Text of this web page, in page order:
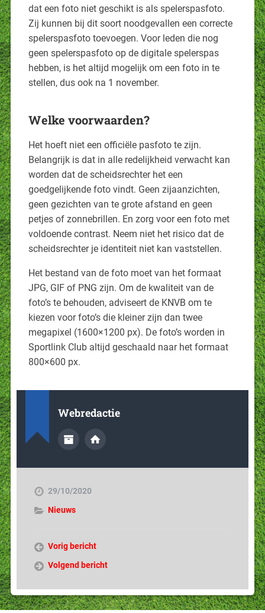
dat een foto niet geschikt is als spelerspasfoto.
Zij kunnen bij dit soort noodgevallen een correcte
spelerspasfoto toevoegen. Voor leden die nog
geen spelerspasfoto op de digitale spelerspas
hebben, is het altijd mogelijk om een foto in te
stellen, dus ook na 1 november.
Welke voorwaarden?
Het hoeft niet een officiële pasfoto te zijn.
Belangrijk is dat in alle redelijkheid verwacht kan
worden dat de scheidsrechter het een
goedgelijkende foto vindt. Geen zijaanzichten,
geen gezichten van te grote afstand en geen
petjes of zonnebrillen. En zorg voor een foto met
voldoende contrast. Neem niet het risico dat de
scheidsrechter je identiteit niet kan vaststellen.
Het bestand van de foto moet van het formaat
JPG, GIF of PNG zijn. Om de kwaliteit van de
foto’s te behouden, adviseert de KNVB om te
kiezen voor foto’s die kleiner zijn dan twee
megapixel (1600×1200 px). De foto’s worden in
Sportlink Club altijd geschaald naar het formaat
800×600 px.
Webredactie
29/10/2020
Nieuws
Vorig bericht
Volgend bericht